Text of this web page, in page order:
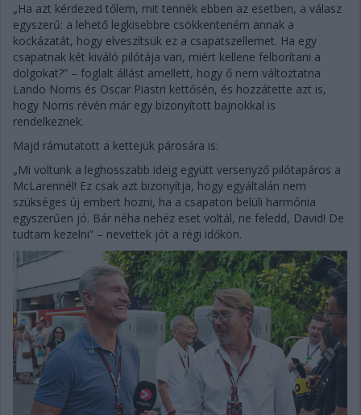
„Ha azt kérdezed tőlem, mit tennék ebben az esetben, a válasz
egyszerű: a lehető legkisebbre csökkenteném annak a
kockázatát, hogy elveszítsük ez a csapatszellemet. Ha egy
csapatnak két kiváló pilótája van, miért kellene felborítani a
dolgokat?” – foglalt állást amellett, hogy ő nem változtatna
Lando Norris és Oscar Piastri kettősén, és hozzátette azt is,
hogy Norris révén már egy bizonyított bajnokkal is
rendelkeznek.
Majd rámutatott a kettejük párosára is:
„Mi voltunk a leghosszabb ideig együtt versenyző pilótapáros a
McLarennél! Ez csak azt bizonyítja, hogy egyáltalán nem
szükséges új embert hozni, ha a csapaton belüli harmónia
egyszerűen jó. Bár néha nehéz eset voltál, ne feledd, David! De
tudtam kezelni” – nevettek jót a régi időkön.